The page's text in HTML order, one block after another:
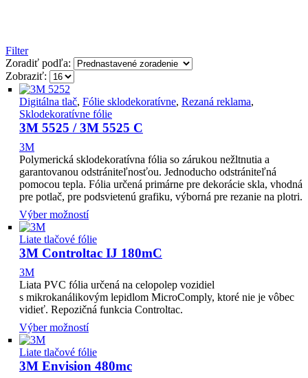
Filter
Zoradiť podľa:
Zobraziť:
Digitálna tlač, Fólie sklodekoratívne, Rezaná reklama,
Sklodekoratívne fólie
3M 5525 / 3M 5525 C
3M
Polymerická sklodekoratívna fólia so zárukou nežltnutia a
garantovanou odstrániteľnosťou. Jednoducho odstrániteľná
pomocou tepla. Fólia určená primárne pre dekorácie skla, vhodná
pre potlač, pre podsvietenú grafiku, výborná pre rezanie na plotri.
Výber možností
Liate tlačové fólie
3M Controltac IJ 180mC
3M
Liata PVC fólia určená na celopolep vozidiel
s mikrokanálikovým lepidlom MicroComply, ktoré nie je vôbec
vidieť. Repozičná funkcia Controltac.
Výber možností
Liate tlačové fólie
3M Envision 480mc